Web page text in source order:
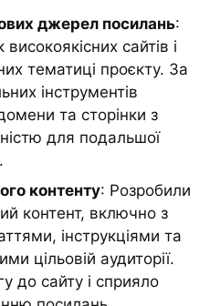
джерел посилань:
сайтів і
тематиці проєкту. За
інструментів
та сторінки з
для подальшої
контенту: Розробили
контент, включно з
інструкціями та
цільовій аудиторії.
до сайту і сприяло